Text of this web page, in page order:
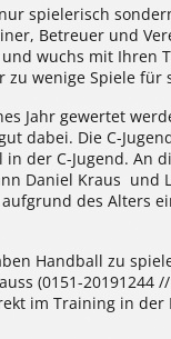
spielerisch
Betreuer und
wuchs mit Ihren
wenige Spiele für
Jahr gewertet
dabei. Die C-
der C-Jugend. An
Daniel Kraus und
des Alters
Handball zu
(0151-20191244
im Training in der